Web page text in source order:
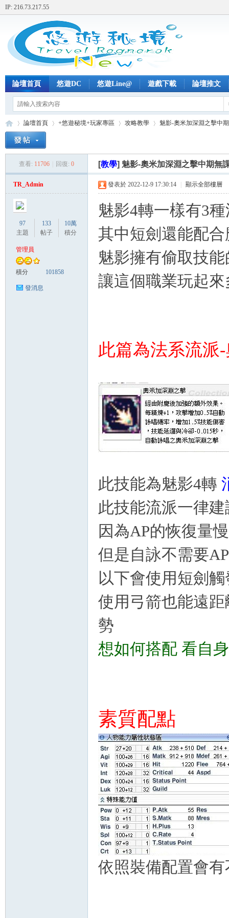
IP: 216.73.217.55
論壇首頁 悠遊DC 悠遊Line@ 遊戲下載 論壇推文
論壇首頁
›
+悠遊秘境+玩家專區
›
攻略教學
›
魅影-奧米加深淵之擊中
查看: 11706 回復: 0 [教學] 魅影-奧米加深淵之擊中期無
TR_Admin
97
主題
133
帖子
10萬
積分
管理員
積分 101858
發消息
發表於 2022-12-9 17:30:14 顯示全部樓層
魅影4轉一樣有3
其中短劍還能配
魅影擁有偷取技
讓這個職業玩起
此篇為法系流派
此技能為魅影4轉
此技能流派一律
因為AP的恢復量
但是自詠不需要
以下會使用短劍
使用弓箭也能遠
勢
想如何搭配 看自
素質配點
依照裝備配置會